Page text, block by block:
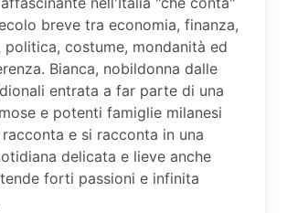
breve tra economia, finanza,
politica, costume, mondanità ed
Bianca, nobildonna dalle
entrata a far parte di una
e potenti famiglie milanesi
e si racconta in una
delicata e lieve anche
forti passioni e infinita